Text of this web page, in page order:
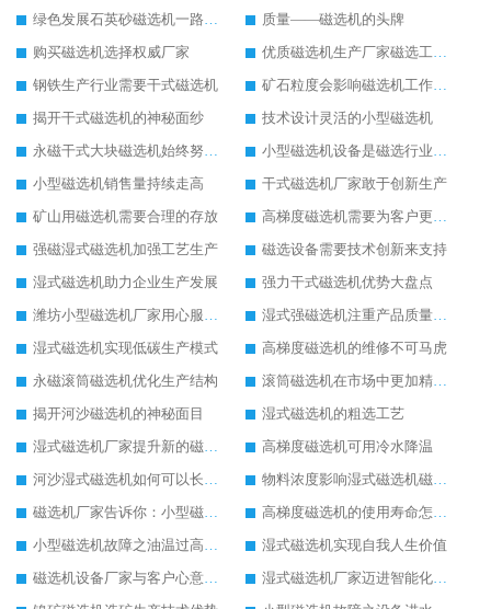
绿色发展石英砂磁选机一路飙升
质量——磁选机的头牌
购买磁选机选择权威厂家
优质磁选机生产厂家磁选工艺要不断提升
钢铁生产行业需要干式磁选机
矿石粒度会影响磁选机工作效果
揭开干式磁选机的神秘面纱
技术设计灵活的小型磁选机
永磁干式大块磁选机始终努力发展
小型磁选机设备是磁选行业的标兵设备
小型磁选机销售量持续走高
干式磁选机厂家敢于创新生产
矿山用磁选机需要合理的存放
高梯度磁选机需要为客户更好服务
强磁湿式磁选机加强工艺生产
磁选设备需要技术创新来支持
湿式磁选机助力企业生产发展
强力干式磁选机优势大盘点
潍坊小型磁选机厂家用心服务客户
湿式强磁选机注重产品质量提升
湿式磁选机实现低碳生产模式
高梯度磁选机的维修不可马虎
永磁滚筒磁选机优化生产结构
滚筒磁选机在市场中更加精彩发展
揭开河沙磁选机的神秘面目
湿式磁选机的粗选工艺
湿式磁选机厂家提升新的磁选工艺
高梯度磁选机可用冷水降温
河沙湿式磁选机如何可以长久使用
物料浓度影响湿式磁选机磁选效果
磁选机厂家告诉你：小型磁选机多少钱
高梯度磁选机的使用寿命怎么延长
小型磁选机故障之油温过高解决方法
湿式磁选机实现自我人生价值
磁选机设备厂家与客户心意相通
湿式磁选机厂家迈进智能化生产行列